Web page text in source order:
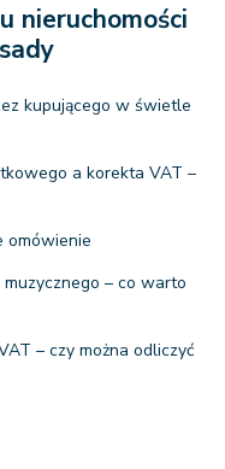
nieruchomości
kupującego w świetle
a korekta VAT –
omówienie
– co warto
– czy można odliczyć